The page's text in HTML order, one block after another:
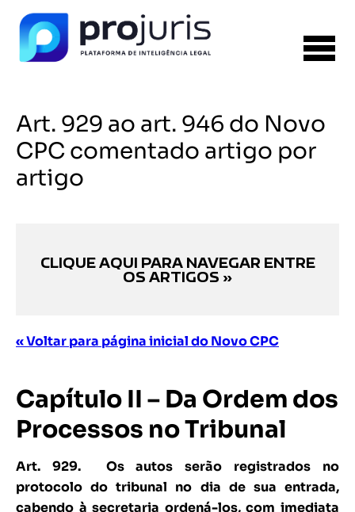
Art. 929 ao art. 946 do Novo
CPC comentado artigo por
artigo
CLIQUE AQUI PARA NAVEGAR ENTRE
OS ARTIGOS »
« Voltar para página inicial do Novo CPC
Capítulo II – Da Ordem dos
Processos no Tribunal
Art. 929.
Os autos serão registrados no
protocolo do tribunal no dia de sua entrada,
cabendo à secretaria ordená-los, com imediata